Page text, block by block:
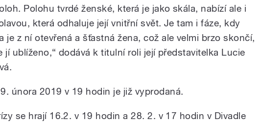
Polohu tvrdé ženské, která je jako skála, nabízí ale i
která odhaluje její vnitřní svět. Je tam i fáze, kdy
je z ní otevřená a šťastná žena, což ale velmi brzo skončí,
jí ublíženo,“ dodává k titulní roli její představitelka Lucie
února 2019 v 19 hodin je již vyprodaná.
se hrají 16.2. v 19 hodin a 28. 2. v 17 hodin v Divadle